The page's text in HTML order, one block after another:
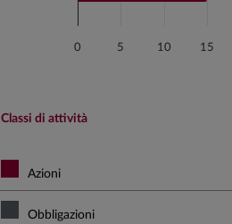
0 5 10 15
End of interactive chart.
Classi di attività
Azioni
Obbligazioni